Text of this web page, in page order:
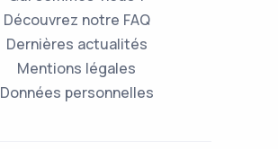
Découvrez notre FAQ
Dernières actualités
Mentions légales
Données personnelles